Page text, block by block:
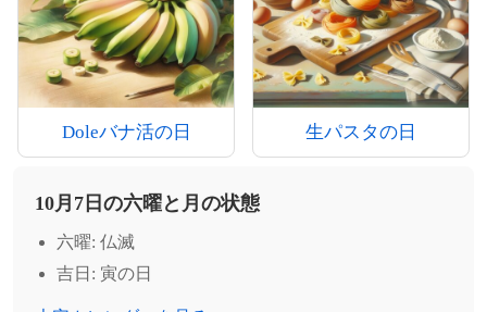
Doleバナ活の日 生パスタの日
10月7日の六曜と月の状態
六曜: 仏滅
吉日: 寅の日